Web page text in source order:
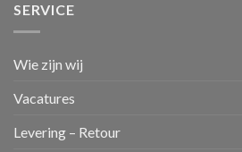
SERVICE
Wie zijn wij
Vacatures
Levering – Retour